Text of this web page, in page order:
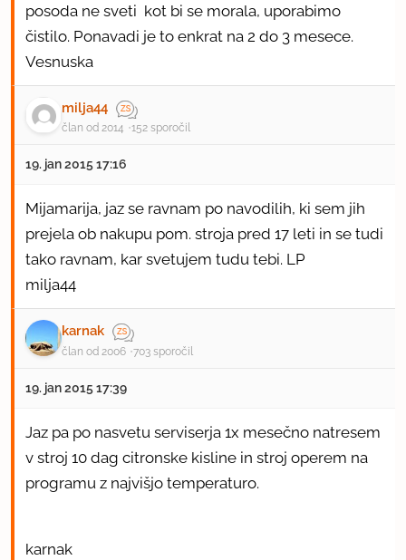
posoda ne sveti kot bi se morala, uporabimo
čistilo. Ponavadi je to enkrat na 2 do 3 mesece.
Vesnuska
milja44
član od 2014 152 sporočil
19. jan 2015 17:16
Mijamarija, jaz se ravnam po navodilih, ki sem jih
prejela ob nakupu pom. stroja pred 17 leti in se tudi
tako ravnam, kar svetujem tudu tebi. LP
milja44
karnak
član od 2006 703 sporočil
19. jan 2015 17:39
Jaz pa po nasvetu serviserja 1x mesečno natresem
v stroj 10 dag citronske kisline in stroj operem na
programu z najvišjo temperaturo.
karnak